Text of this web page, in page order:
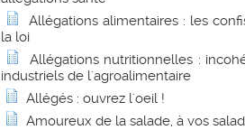
Allégations alimentaires : les
la loi
Allégations nutritionnelles :
industriels de l'agroalimentaire
Allégés : ouvrez l'oeil !
Amoureux de la salade, à vos